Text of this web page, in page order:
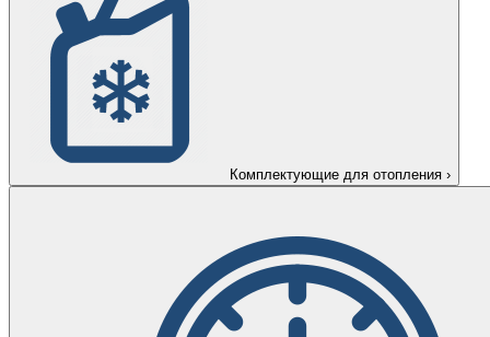
Комплектующие для отопления ›